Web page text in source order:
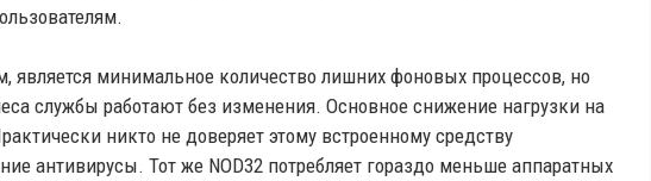
минимальное количество лишних фоновых процессов, но
службы работают без изменения. Основное снижение нагрузки на
никто не доверяет этому встроенному средству
антивирусы. Тот же NOD32 потребляет гораздо меньше аппаратных